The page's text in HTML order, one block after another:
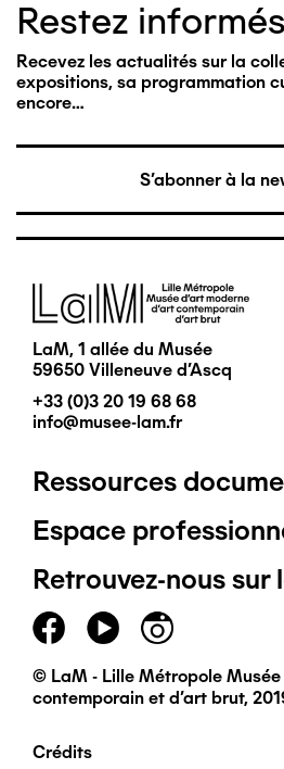
Restez
Recevez les actualités sur la
expositions, sa programmation
encore…
S'abonner à la
Image
LaM, 1 allée du Musée
59650 Villeneuve d'Ascq
+33 (0)3 20 19 68 68
info@musee-lam.fr
Pied
de
page
principal
Ressources
Espace
Retrouvez-nous sur
© LaM - Lille Métropole
contemporain et d'art brut,
Crédits